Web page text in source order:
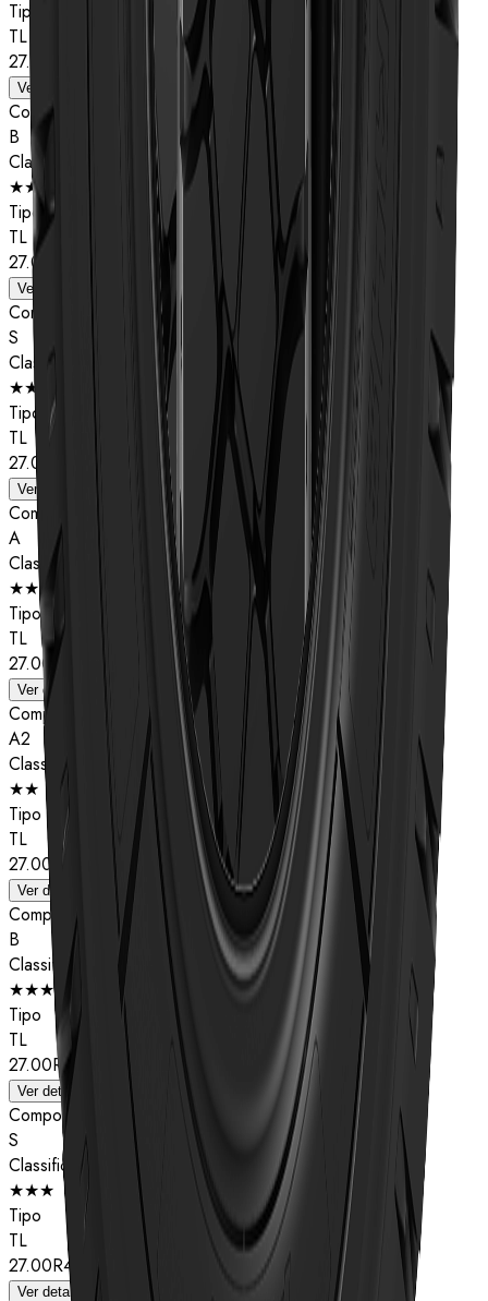
Tipo
TL
27.00R49
Ver detalhes
Composto
B
Classificação de estrelas
★★
Tipo
TL
27.00R49
Ver detalhes
Composto
S
Classificação de estrelas
★★
Tipo
TL
27.00R49
Ver detalhes
Composto
A
Classificação de estrelas
★★
Tipo
TL
27.00R49
Ver detalhes
Composto
A2
Classificação de estrelas
★★
Tipo
TL
27.00R49
Ver detalhes
Composto
B
Classificação de estrelas
★★★
Tipo
TL
27.00R49
Ver detalhes
Composto
S
Classificação de estrelas
★★★
Tipo
TL
27.00R49
Ver detalhes